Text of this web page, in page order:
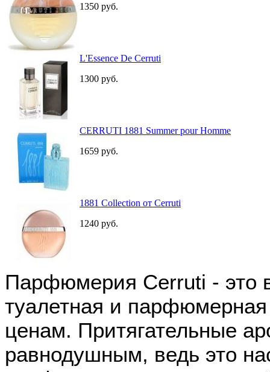
1350 руб.
L'Essence De Cerruti
1300 руб.
CERRUTI 1881 Summer pour Homme
1659 руб.
1881 Collection от Cerruti
1240 руб.
Парфюмерия Cerruti - это
туалетная и
ценам. Притягательные
равнодушным, ведь это